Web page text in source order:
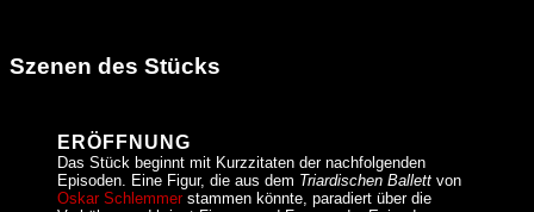
Szenen des Stücks
ERÖFFNUNG
Das Stück beginnt mit Kurzzitaten der nachfolgenden
Episoden. Eine Figur, die aus dem Triardischen Ballett von
Oskar Schlemmer stammen könnte, paradiert über die